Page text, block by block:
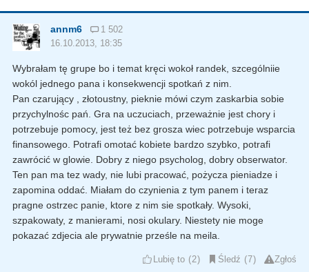
annm6
1 502
16.10.2013, 18:35
Wybrałam tę grupe bo i temat kręci wokoł randek, szcególniie
wokól jednego pana i konsekwencji spotkań z nim.
Pan czarujący , złotoustny, pieknie mówi czym zaskarbia sobie
przychylnośc pań. Gra na uczuciach, przeważnie jest chory i
potrzebuje pomocy, jest też bez grosza wiec potrzebuje wsparcia
finansowego. Potrafi omotać kobiete bardzo szybko, potrafi
zawrócić w glowie. Dobry z niego psycholog, dobry obserwator.
Ten pan ma tez wady, nie lubi pracować, pożycza pieniadze i
zapomina oddać. Miałam do czynienia z tym panem i teraz
pragne ostrzec panie, ktore z nim sie spotkały. Wysoki,
szpakowaty, z manierami, nosi okulary. Niestety nie moge
pokazać zdjecia ale prywatnie prześle na meila.
Lubię to 2 Śledź 7 Zgłoś